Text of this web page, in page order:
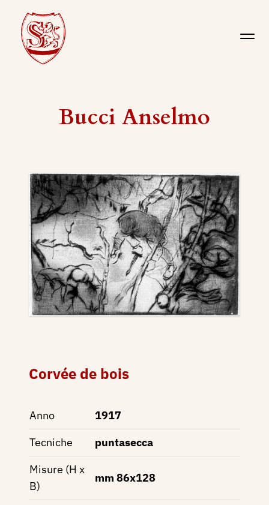
Bucci Anselmo
Corvée de bois
Anno
1917
Tecniche
puntasecca
Misure (H x
B)
mm 86x128